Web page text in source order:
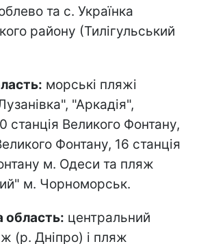
та с. Українка
району (Тилігульський
морські пляжі
"Аркадія",
станція Великого Фонтану,
Фонтану, 16 станція
м. Одеси та пляж
м. Чорноморськ.
область: центральний
(р. Дніпро) і пляж